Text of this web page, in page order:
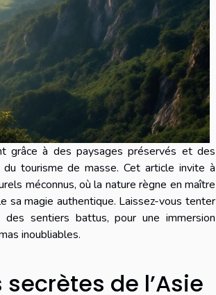
grâce à des paysages préservés et des
du tourisme de masse. Cet article invite à
méconnus, où la nature règne en maître
sa magie authentique. Laissez-vous tenter
sentiers battus, pour une immersion
inoubliables.
de l’Asie